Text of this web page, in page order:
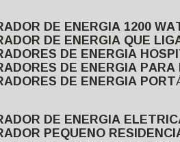
DE ENERGIA 1200
DE ENERGIA QUE
DE ENERGIA
DE ENERGIA
DE ENERGIA
DE ENERGIA
PEQUENO